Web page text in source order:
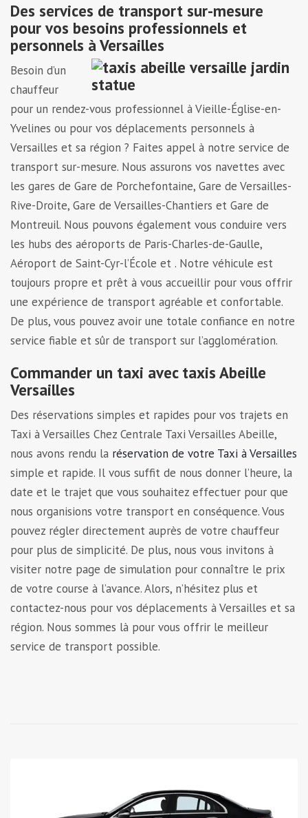
Des services de transport sur-mesure
pour vos besoins professionnels et
personnels à Versailles
Besoin d’un
chauffeur
pour un rendez-vous professionnel à Vieille-Église-en-
Yvelines ou pour vos déplacements personnels à
Versailles et sa région ? Faites appel à notre service de
transport sur-mesure. Nous assurons vos navettes avec
les gares de Gare de Porchefontaine, Gare de Versailles-
Rive-Droite, Gare de Versailles-Chantiers et Gare de
Montreuil. Nous pouvons également vous conduire vers
les hubs des aéroports de Paris-Charles-de-Gaulle,
Aéroport de Saint-Cyr-l’École et . Notre véhicule est
toujours propre et prêt à vous accueillir pour vous offrir
une expérience de transport agréable et confortable.
De plus, vous pouvez avoir une totale confiance en notre
service fiable et sûr de transport sur l’agglomération.
Commander un taxi avec taxis Abeille
Versailles
Des réservations simples et rapides pour vos trajets en
Taxi à Versailles Chez Centrale Taxi Versailles Abeille,
nous avons rendu la réservation de votre Taxi à Versailles
simple et rapide. Il vous suffit de nous donner l’heure, la
date et le trajet que vous souhaitez effectuer pour que
nous organisions votre transport en conséquence. Vous
pouvez régler directement auprès de votre chauffeur
pour plus de simplicité. De plus, nous vous invitons à
visiter notre page de simulation pour connaître le prix
de votre course à l’avance. Alors, n’hésitez plus et
contactez-nous pour vos déplacements à Versailles et sa
région. Nous sommes là pour vous offrir le meilleur
service de transport possible.